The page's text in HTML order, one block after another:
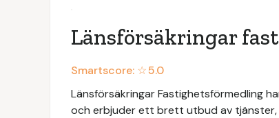
Länsförsäkringar
Smartscore: ☆5.0
Länsförsäkringar Fastighetsförmedling
och erbjuder ett brett utbud av tjänster,